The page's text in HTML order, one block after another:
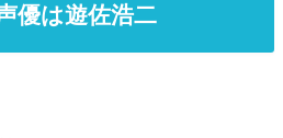
優は遊佐浩二